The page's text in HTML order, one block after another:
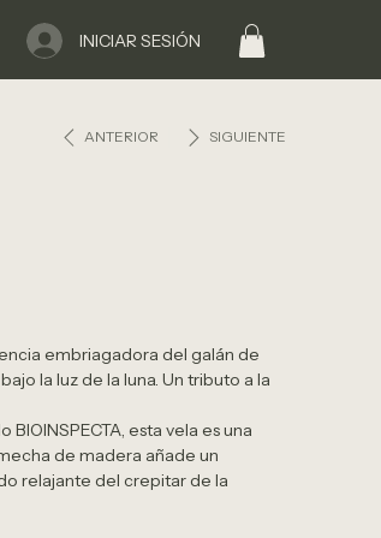
INICIAR SESIÓN
ANTERIOR SIGUIENTE
embriagadora del galán de
la luz de la luna. Un tributo a la
esta vela es una
de madera añade un
relajante del crepitar de la